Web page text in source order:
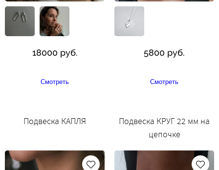
18000 руб.
Смотреть
5800 руб.
Смотреть
Подвеска КАПЛЯ
Подвеска КРУГ 22 мм на
цепочке